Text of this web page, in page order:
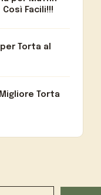
Così Facili!!!
Torta al
Torta